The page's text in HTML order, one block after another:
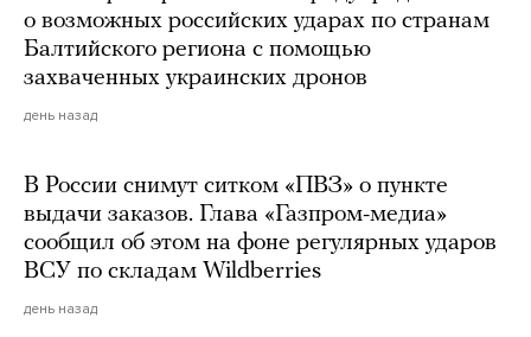
о возможных российских ударах по странам
Балтийского региона с помощью
захваченных украинских дронов
день назад
В России снимут ситком «ПВЗ» о пункте
выдачи заказов. Глава «Газпром-медиа»
сообщил об этом на фоне регулярных ударов
ВСУ по складам Wildberries
день назад